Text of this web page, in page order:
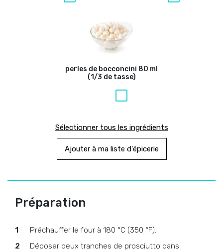
perles de bocconcini 80 ml
(1/3 de tasse)
Sélectionner tous les ingrédients
Ajouter à ma liste d'épicerie
Préparation
Préchauffer le four à 180 °C (350 °F).
Déposer deux tranches de prosciutto dans